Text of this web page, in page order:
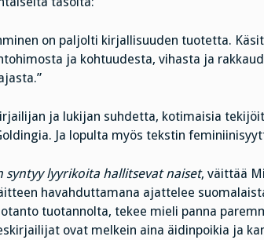
on paljolti kirjallisuuden tuotetta.
ja kohtuudesta, vihasta ja
ja lukijan suhdetta, kotimaisia
Ja lopulta myös tekstin
syntyy lyyrikoita hallitsevat naiset, väittää
havahduttamana ajattelee
tuotannolta, tekee mieli panna
ovat melkein aina äidinpoikia ja